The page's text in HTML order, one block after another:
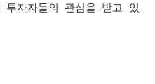
자자들의 관심을 받고 있